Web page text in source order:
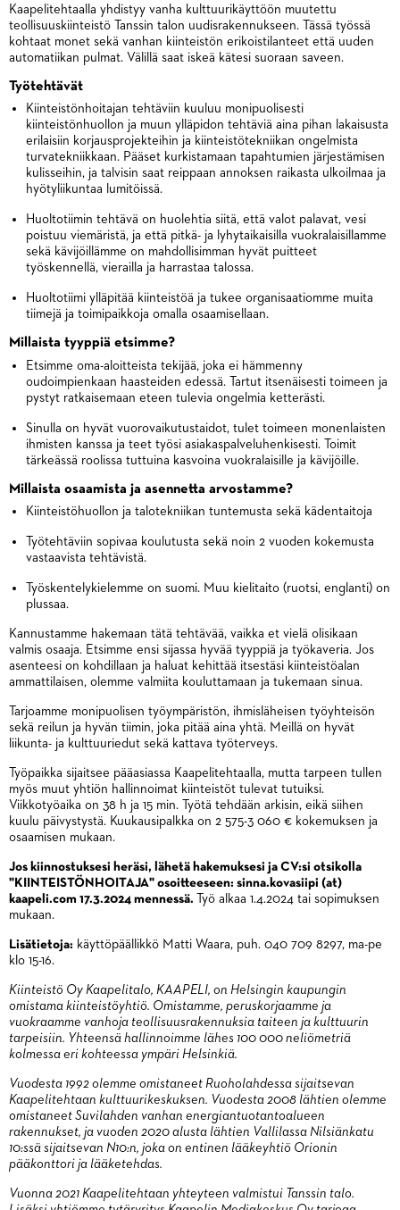
Kaapelitehtaalla yhdistyy vanha kulttuurikäyttöön muutettu
teollisuuskiinteistö Tanssin talon uudisrakennukseen. Tässä työssä
kohtaat monet sekä vanhan kiinteistön erikoistilanteet että uuden
automatiikan pulmat. Välillä saat iskeä kätesi suoraan saveen.
Työtehtävät
Kiinteistönhoitajan tehtäviin kuuluu monipuolisesti
kiinteistönhuollon ja muun ylläpidon tehtäviä aina pihan lakaisusta
erilaisiin korjausprojekteihin ja kiinteistötekniikan ongelmista
turvatekniikkaan. Pääset kurkistamaan tapahtumien järjestämisen
kulisseihin, ja talvisin saat reippaan annoksen raikasta ulkoilmaa ja
hyötyliikuntaa lumitöissä.
Huoltotiimin tehtävä on huolehtia siitä, että valot palavat, vesi
poistuu viemäristä, ja että pitkä- ja lyhytaikaisilla vuokralaisillamme
sekä kävijöillämme on mahdollisimman hyvät puitteet
työskennellä, vierailla ja harrastaa talossa.
Huoltotiimi ylläpitää kiinteistöä ja tukee organisaatiomme muita
tiimejä ja toimipaikkoja omalla osaamisellaan.
Millaista tyyppiä etsimme?
Etsimme oma-aloitteista tekijää, joka ei hämmenny
oudoimpienkaan haasteiden edessä. Tartut itsenäisesti toimeen ja
pystyt ratkaisemaan eteen tulevia ongelmia ketterästi.
Sinulla on hyvät vuorovaikutustaidot, tulet toimeen monenlaisten
ihmisten kanssa ja teet työsi asiakaspalveluhenkisesti. Toimit
tärkeässä roolissa tuttuina kasvoina vuokralaisille ja kävijöille.
Millaista osaamista ja asennetta arvostamme?
Kiinteistöhuollon ja talotekniikan tuntemusta sekä kädentaitoja
Työtehtäviin sopivaa koulutusta sekä noin 2 vuoden kokemusta
vastaavista tehtävistä.
Työskentelykielemme on suomi. Muu kielitaito (ruotsi, englanti) on
plussaa.
Kannustamme hakemaan tätä tehtävää, vaikka et vielä olisikaan
valmis osaaja. Etsimme ensi sijassa hyvää tyyppiä ja työkaveria. Jos
asenteesi on kohdillaan ja haluat kehittää itsestäsi kiinteistöalan
ammattilaisen, olemme valmiita kouluttamaan ja tukemaan sinua.
Tarjoamme monipuolisen työympäristön, ihmisläheisen työyhteisön
sekä reilun ja hyvän tiimin, joka pitää aina yhtä. Meillä on hyvät
liikunta- ja kulttuuriedut sekä kattava työterveys.
Työpaikka sijaitsee pääasiassa Kaapelitehtaalla, mutta tarpeen tullen
myös muut yhtiön hallinnoimat kiinteistöt tulevat tutuiksi.
Viikkotyöaika on 38 h ja 15 min. Työtä tehdään arkisin, eikä siihen
kuulu päivystystä. Kuukausipalkka on 2 575-3 060 € kokemuksen ja
osaamisen mukaan.
Jos kiinnostuksesi heräsi, lähetä hakemuksesi ja CV:si otsikolla
"KIINTEISTÖNHOITAJA" osoitteeseen: sinna.kovasiipi (at)
kaapeli.com 17.3.2024 mennessä.
Työ alkaa 1.4.2024 tai sopimuksen
mukaan.
Lisätietoja: käyttöpäällikkö Matti Waara, puh. 040 709 8297, ma-pe
klo 15-16.
Kiinteistö Oy Kaapelitalo, KAAPELI, on Helsingin kaupungin
omistama kiinteistöyhtiö. Omistamme, peruskorjaamme ja
vuokraamme vanhoja teollisuusrakennuksia taiteen ja kulttuurin
tarpeisiin. Yhteensä hallinnoimme lähes 100 000 neliömetriä
kolmessa eri kohteessa ympäri Helsinkiä.
Vuodesta 1992 olemme omistaneet Ruoholahdessa sijaitsevan
Kaapelitehtaan kulttuurikeskuksen. Vuodesta 2008 lähtien olemme
omistaneet Suvilahden vanhan energiantuotantoalueen
rakennukset, ja vuoden 2020 alusta lähtien Vallilassa Nilsiänkatu
10:ssä sijaitsevan N10:n, joka on entinen lääkeyhtiö Orionin
pääkonttori ja lääketehdas.
Vuonna 2021 Kaapelitehtaan yhteyteen valmistui Tanssin talo.